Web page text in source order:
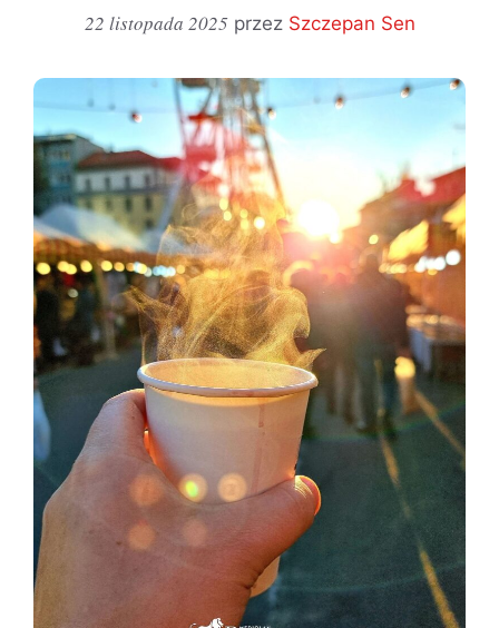
22 listopada 2025 przez Szczepan Sen